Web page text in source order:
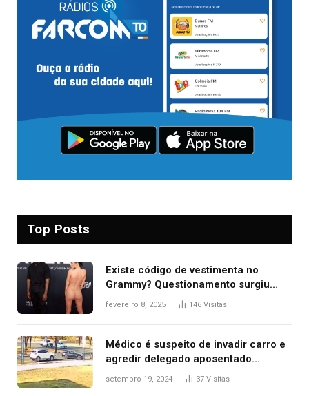
Top Posts
Existe código de vestimenta no
Grammy? Questionamento surgiu
após Bianca Censori, mulher de
fevereiro 8, 2025 146 Visitas
Médico é suspeito de invadir carro e
agredir delegado aposentado
durante confusão no trânsito
setembro 19, 2024 37 Visitas